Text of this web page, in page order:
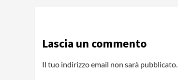
Lascia un commento
Il tuo indirizzo email non sarà pubblicato.